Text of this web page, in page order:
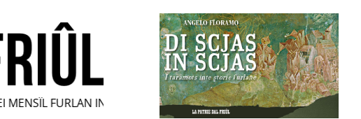
FURLAN INDIPENDENT • INDEPENDENT FRIULIAN MONTHLY